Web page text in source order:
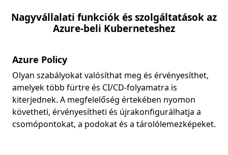
Nagyvállalati funkciók és szolgáltatások az
Azure-beli Kuberneteshez
Azure Policy
Olyan szabályokat valósíthat meg és érvényesíthet,
amelyek több fürtre és CI/CD-folyamatra is
kiterjednek. A megfelelőség értekében nyomon
követheti, érvényesítheti és újrakonfigurálhatja a
csomópontokat, a podokat és a tárolólemezképeket.